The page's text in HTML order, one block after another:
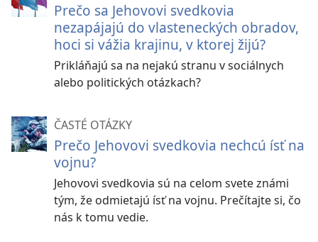
Prečo sa Jehovovi svedkovia
nezapájajú do vlasteneckých obradov,
hoci si vážia krajinu, v ktorej žijú?
Prikláňajú sa na nejakú stranu v sociálnych
alebo politických otázkach?
ČASTÉ OTÁZKY
Prečo Jehovovi svedkovia nechcú ísť na
vojnu?
Jehovovi svedkovia sú na celom svete známi
tým, že odmietajú ísť na vojnu. Prečítajte si, čo
nás k tomu vedie.